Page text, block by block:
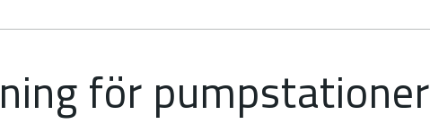
för pumpstationer